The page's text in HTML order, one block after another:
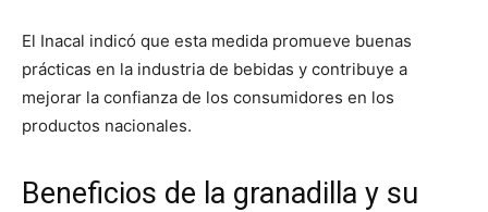
El Inacal indicó que esta medida promueve buenas
prácticas en la industria de bebidas y contribuye a
mejorar la confianza de los consumidores en los
productos nacionales.
Beneficios de la granadilla y su